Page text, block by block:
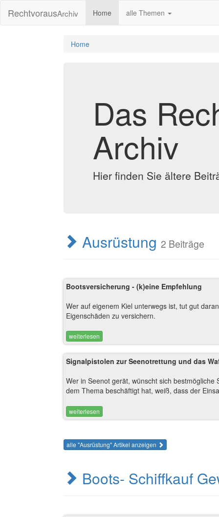
RechtvorausArchiv Home alle Themen
Home
Das
Archiv
Hier finden Sie ältere
Ausrüstung 2 Beiträge
Bootsversicherung - (k)eine Empfehlung
Wer auf eigenem Kiel unterwegs ist, tut gut
Eigenschäden zu versichern.
weiterlesen
Signalpistolen zur Seenotrettung und das
Wer in Seenot gerät, wünscht sich
dem Thema beschäftigt hat, weiß, dass der
weiterlesen
alle "Ausrüstung" Artikel anzeigen
Boots- Schiffkauf